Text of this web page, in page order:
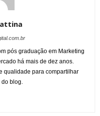
pós graduação em Marketing
há mais de dez anos.
qualidade para compartilhar
do blog.